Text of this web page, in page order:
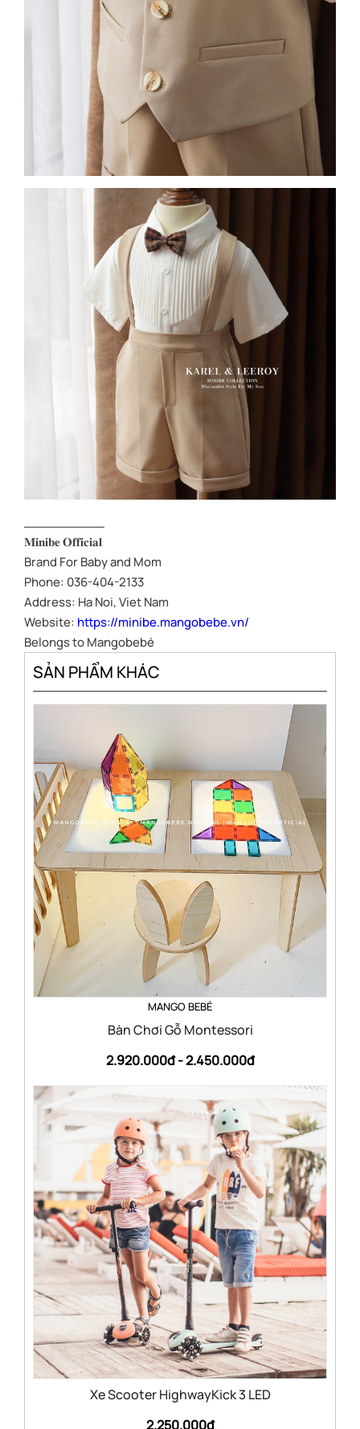
𝐌𝐢𝐧𝐢𝐛𝐞 𝐎𝐟𝐟𝐢𝐜𝐢𝐚𝐥
Brand For Baby and Mom
Phone: 036-404-2133
Address: Ha Noi, Viet Nam
Website: https://minibe.mangobebe.vn/
Belongs to Mangobebé
SẢN PHẨM KHÁC
MANGO BEBÉ
Bàn Chơi Gỗ Montessori
2.920.000đ -2.450.000đ
Xe Scooter HighwayKick 3 LED
2.250.000đ